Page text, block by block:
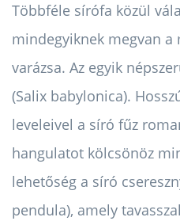
Többféle sírófa közül
mindegyiknek megvan a
varázsa. Az egyik
(Salix babylonica).
leveleivel a síró fűz
hangulatot kölcsönöz
lehetőség a síró
pendula), amely